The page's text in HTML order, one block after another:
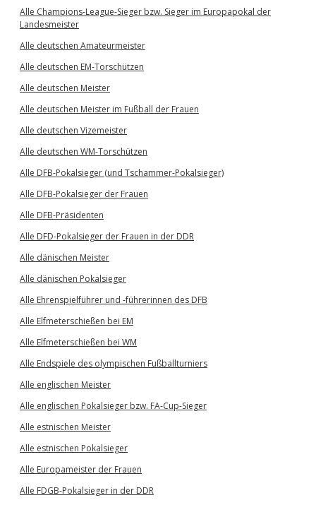
Alle Champions-League-Sieger bzw. Sieger im Europapokal der
Landesmeister
Alle deutschen Amateurmeister
Alle deutschen EM-Torschützen
Alle deutschen Meister
Alle deutschen Meister im Fußball der Frauen
Alle deutschen Vizemeister
Alle deutschen WM-Torschützen
Alle DFB-Pokalsieger (und Tschammer-Pokalsieger)
Alle DFB-Pokalsieger der Frauen
Alle DFB-Präsidenten
Alle DFD-Pokalsieger der Frauen in der DDR
Alle dänischen Meister
Alle dänischen Pokalsieger
Alle Ehrenspielführer und -führerinnen des DFB
Alle Elfmeterschießen bei EM
Alle Elfmeterschießen bei WM
Alle Endspiele des olympischen Fußballturniers
Alle englischen Meister
Alle englischen Pokalsieger bzw. FA-Cup-Sieger
Alle estnischen Meister
Alle estnischen Pokalsieger
Alle Europameister der Frauen
Alle FDGB-Pokalsieger in der DDR